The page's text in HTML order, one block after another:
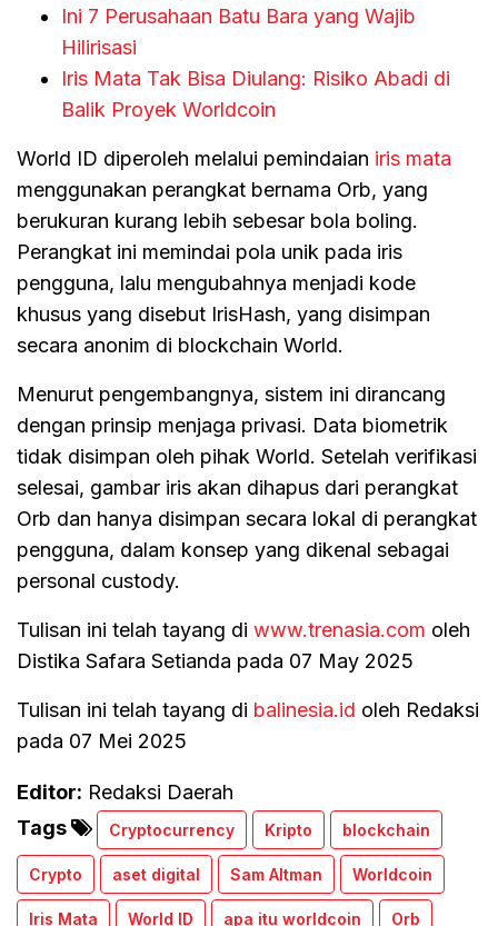
Ini 7 Perusahaan Batu Bara yang Wajib
Hilirisasi
Iris Mata Tak Bisa Diulang: Risiko Abadi di
Balik Proyek Worldcoin
World ID diperoleh melalui pemindaian iris mata
menggunakan perangkat bernama Orb, yang
berukuran kurang lebih sebesar bola boling.
Perangkat ini memindai pola unik pada iris
pengguna, lalu mengubahnya menjadi kode
khusus yang disebut IrisHash, yang disimpan
secara anonim di blockchain World.
Menurut pengembangnya, sistem ini dirancang
dengan prinsip menjaga privasi. Data biometrik
tidak disimpan oleh pihak World. Setelah verifikasi
selesai, gambar iris akan dihapus dari perangkat
Orb dan hanya disimpan secara lokal di perangkat
pengguna, dalam konsep yang dikenal sebagai
personal custody.
Tulisan ini telah tayang di www.trenasia.com oleh
Distika Safara Setianda pada 07 May 2025
Tulisan ini telah tayang di balinesia.id oleh Redaksi
pada 07 Mei 2025
Editor: Redaksi Daerah
Tags
Cryptocurrency Kripto blockchain
Crypto aset digital Sam Altman Worldcoin
Iris Mata World ID apa itu worldcoin Orb